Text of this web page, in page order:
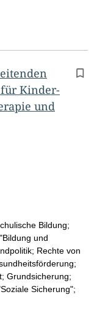
Kinder-
und
Bildung;
und
Rechte von
Grundsicherung;
Sicherung";